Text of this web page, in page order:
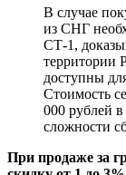
В случае
из СНГ
СТ-1,
территории
доступны
Стоимость
000 рублей
сложности
При продаже за